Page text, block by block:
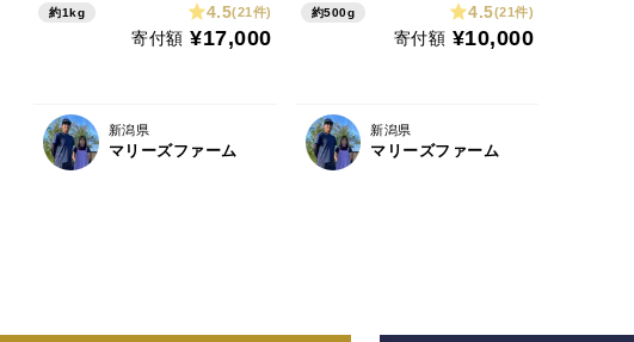
約1kg 4.5(21件)
寄付額 ¥17,000
新潟県
マリーズファーム
約500g 4.5(21件)
寄付額 ¥10,000
新潟県
マリーズファーム